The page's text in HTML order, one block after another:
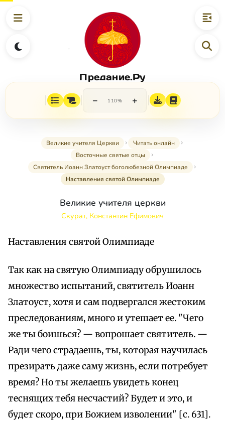
Предание.Ру
− 110% +
Великие учителя Церкви
Читать онлайн
Восточные святые отцы
Святитель Иоанн Златоуст боголюбезной Олимпиаде
Наставления святой Олимпиаде
Великие учителя церкви
Скурат, Константин Ефимович
Наставления святой Олимпиаде
Так как на святую Олимпиаду обрушилось
множество испытаний, святитель Иоанн
Златоуст, хотя и сам подвергался жестоким
преследованиям, много и утешает ее. "Чего
же ты боишься? — вопрошает святитель. —
Ради чего страдаешь, ты, которая научилась
презирать даже саму жизнь, если потребует
время? Но ты желаешь увидеть конец
теснящих тебя несчастий? Будет и это, и
будет скоро, при Божием изволении" [с. 631].